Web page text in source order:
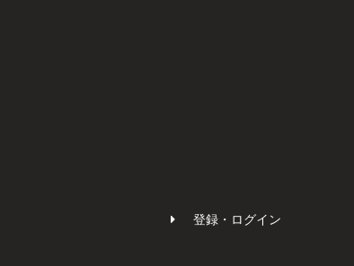
登録・ログイン